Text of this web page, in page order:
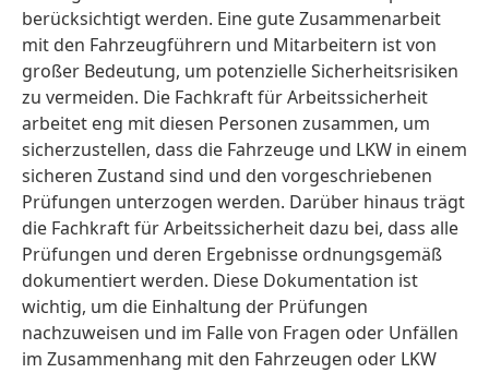
berücksichtigt werden. Eine gute Zusammenarbeit
mit den Fahrzeugführern und Mitarbeitern ist von
großer Bedeutung, um potenzielle Sicherheitsrisiken
zu vermeiden. Die Fachkraft für Arbeitssicherheit
arbeitet eng mit diesen Personen zusammen, um
sicherzustellen, dass die Fahrzeuge und LKW in einem
sicheren Zustand sind und den vorgeschriebenen
Prüfungen unterzogen werden. Darüber hinaus trägt
die Fachkraft für Arbeitssicherheit dazu bei, dass alle
Prüfungen und deren Ergebnisse ordnungsgemäß
dokumentiert werden. Diese Dokumentation ist
wichtig, um die Einhaltung der Prüfungen
nachzuweisen und im Falle von Fragen oder Unfällen
im Zusammenhang mit den Fahrzeugen oder LKW